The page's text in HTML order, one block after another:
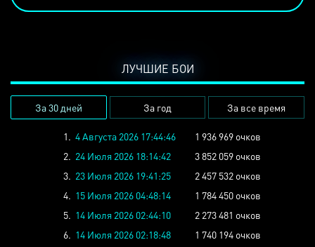
ЛУЧШИЕ БОИ
За 30 дней За год За все время
1. 4 Августа 2026 17:44:46
1 936 969 очков
2. 24 Июля 2026 18:14:42
3 852 059 очков
3. 23 Июля 2026 19:41:25
2 457 532 очков
4. 15 Июля 2026 04:48:14
1 784 450 очков
5. 14 Июля 2026 02:44:10
2 273 481 очков
6. 14 Июля 2026 02:18:48
1 740 194 очков